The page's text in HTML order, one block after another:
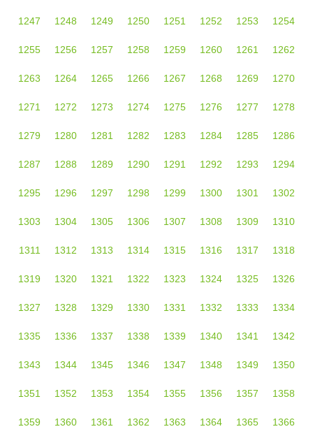
1247 1248 1249 1250 1251 1252 1253 1254
1255 1256 1257 1258 1259 1260 1261 1262
1263 1264 1265 1266 1267 1268 1269 1270
1271 1272 1273 1274 1275 1276 1277 1278
1279 1280 1281 1282 1283 1284 1285 1286
1287 1288 1289 1290 1291 1292 1293 1294
1295 1296 1297 1298 1299 1300 1301 1302
1303 1304 1305 1306 1307 1308 1309 1310
1311 1312 1313 1314 1315 1316 1317 1318
1319 1320 1321 1322 1323 1324 1325 1326
1327 1328 1329 1330 1331 1332 1333 1334
1335 1336 1337 1338 1339 1340 1341 1342
1343 1344 1345 1346 1347 1348 1349 1350
1351 1352 1353 1354 1355 1356 1357 1358
1359 1360 1361 1362 1363 1364 1365 1366